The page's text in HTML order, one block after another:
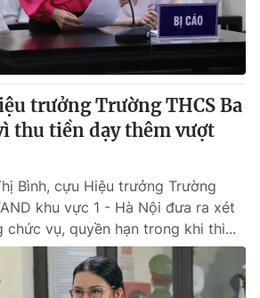
trưởng Trường THCS Ba
thu tiền dạy thêm vượt
Bình, cựu Hiệu trưởng Trường
khu vực 1 - Hà Nội đưa ra xét
chức vụ, quyền hạn trong khi thi...